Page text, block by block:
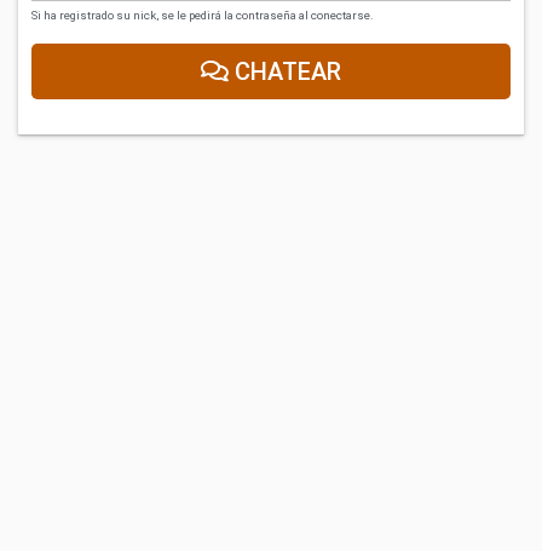
Si ha registrado su nick, se le pedirá la contraseña al conectarse.
CHATEAR